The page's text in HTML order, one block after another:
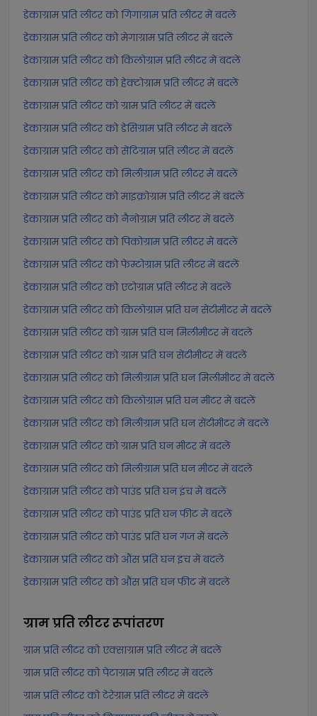
डेकाग्राम प्रति लीटर को गिगाग्राम प्रति लीटर में बदलें
डेकाग्राम प्रति लीटर को मेगाग्राम प्रति लीटर में बदलें
डेकाग्राम प्रति लीटर को किलोग्राम प्रति लीटर में बदलें
डेकाग्राम प्रति लीटर को हेक्टोग्राम प्रति लीटर में बदलें
डेकाग्राम प्रति लीटर को ग्राम प्रति लीटर में बदलें
डेकाग्राम प्रति लीटर को डेसिग्राम प्रति लीटर में बदलें
डेकाग्राम प्रति लीटर को सेंटिग्राम प्रति लीटर में बदलें
डेकाग्राम प्रति लीटर को मिलीग्राम प्रति लीटर में बदलें
डेकाग्राम प्रति लीटर को माइक्रोग्राम प्रति लीटर में बदलें
डेकाग्राम प्रति लीटर को नैनोग्राम प्रति लीटर में बदलें
डेकाग्राम प्रति लीटर को पिकोग्राम प्रति लीटर में बदलें
डेकाग्राम प्रति लीटर को फेम्टोग्राम प्रति लीटर में बदलें
डेकाग्राम प्रति लीटर को एटोग्राम प्रति लीटर में बदलें
डेकाग्राम प्रति लीटर को किलोग्राम प्रति घन सेंटीमीटर में बदलें
डेकाग्राम प्रति लीटर को ग्राम प्रति घन मिलीमीटर में बदलें
डेकाग्राम प्रति लीटर को ग्राम प्रति घन सेंटीमीटर में बदलें
डेकाग्राम प्रति लीटर को मिलीग्राम प्रति घन मिलीमीटर में बदलें
डेकाग्राम प्रति लीटर को किलोग्राम प्रति घन मीटर में बदलें
डेकाग्राम प्रति लीटर को मिलीग्राम प्रति घन सेंटीमीटर में बदलें
डेकाग्राम प्रति लीटर को ग्राम प्रति घन मीटर में बदलें
डेकाग्राम प्रति लीटर को मिलीग्राम प्रति घन मीटर में बदलें
डेकाग्राम प्रति लीटर को पाउंड प्रति घन इंच में बदलें
डेकाग्राम प्रति लीटर को पाउंड प्रति घन फीट में बदलें
डेकाग्राम प्रति लीटर को पाउंड प्रति घन गज में बदलें
डेकाग्राम प्रति लीटर को औंस प्रति घन इंच में बदलें
डेकाग्राम प्रति लीटर को औंस प्रति घन फीट में बदलें
ग्राम प्रति लीटररूपांतरण
ग्राम प्रति लीटर को एक्साग्राम प्रति लीटर में बदलें
ग्राम प्रति लीटर को पेटाग्राम प्रति लीटर में बदलें
ग्राम प्रति लीटर को टेरेग्राम प्रति लीटर में बदलें